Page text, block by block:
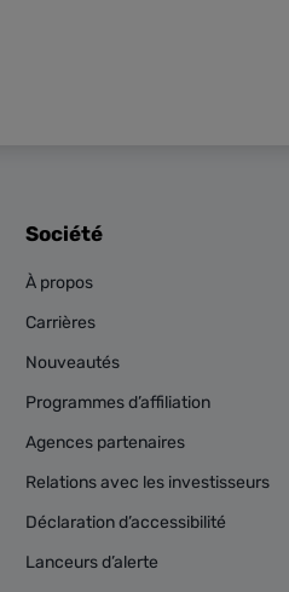
Société
À propos
Carrières
Nouveautés
Programmes d’affiliation
Agences partenaires
Relations avec les investisseurs
Déclaration d’accessibilité
Lanceurs d’alerte